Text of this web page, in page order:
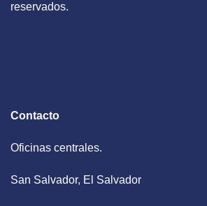
reservados.
Contacto
Oficinas centrales.
San Salvador, El Salvador